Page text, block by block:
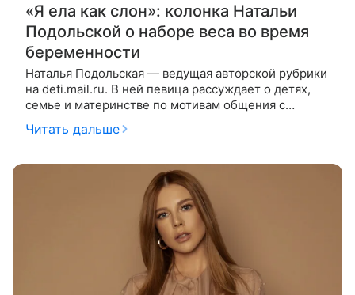
«Я ела как слон»: колонка Натальи
Подольской о наборе веса во время
беременности
Наталья Подольская — ведущая авторской рубрики
на deti.mail.ru. В ней певица рассуждает о детях,
семье и материнстве по мотивам общения с
гостями своего YouTube-шоу «Ваша Наташа». На
этот раз гостьей студии стала
Читать дальше